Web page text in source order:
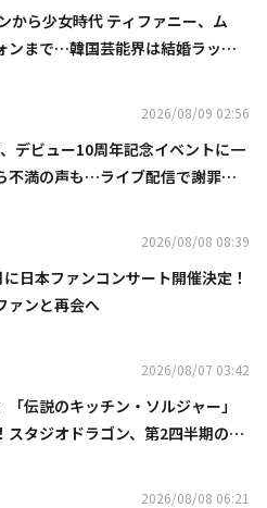
から少女時代 ティファニー、ム
ンまで…韓国芸能界は結婚ラッシ
2026/08/09 02:56
デビュー10周年記念イベントに一
不満の声も…ライブ配信で謝罪
2026/08/08 08:39
日本ファンコンサート開催決定！
ァンと再会へ
2026/08/07 03:42
「伝説のキッチン・ソルジャー」
スタジオドラゴン、第2四半期の売
2026/08/08 06:21